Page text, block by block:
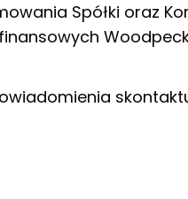
Spółki oraz